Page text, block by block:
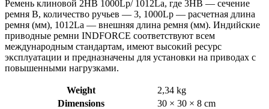
Ремень клиновой 2HB 1000Lp/ 1012La, где 3HB — сечение
ремня B, количество ручьев — 3, 1000Lp — расчетная длина
ремня (мм), 1012La — внешняя длина ремня (мм). Индийские
приводные ремни INDFORCE соответствуют всем
международным стандартам, имеют высокий ресурс
эксплуатации и предназначены для установки на приводах с
повышенными нагрузками.
Weight
2,34 kg
Dimensions
30 × 30 × 8 cm